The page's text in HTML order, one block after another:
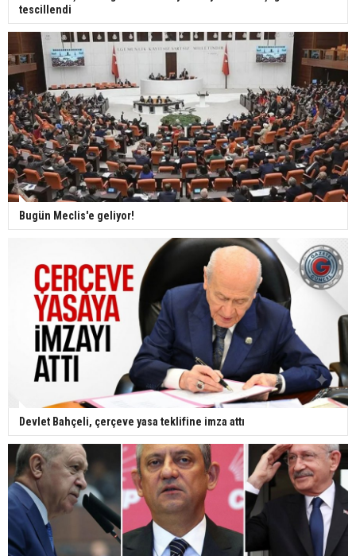
tescillendi
Bugün Meclis'e geliyor!
Devlet Bahçeli, çerçeve yasa teklifine imza attı